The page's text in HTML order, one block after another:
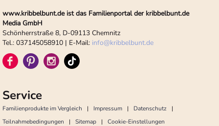
www.kribbelbunt.de ist das Familienportal der kribbelbunt.de
Media GmbH
Schönherrstraße 8, D-09113 Chemnitz
Tel.: 037145058910 | E-Mail: info@kribbelbunt.de
Service
Familienprodukte im Vergleich Impressum
Datenschutz
Teilnahmebedingungen
Sitemap Cookie-Einstellungen